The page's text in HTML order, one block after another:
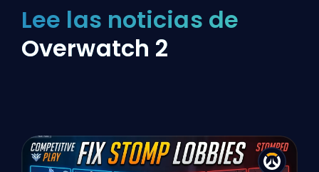
Lee las noticias de
Overwatch 2